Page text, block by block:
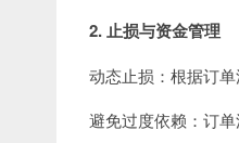
2. 止损与资金管理
动态止损：根据订
避免过度依赖：订